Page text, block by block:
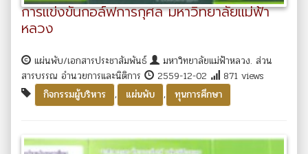
การแข่งขันกอล์ฟการกุศล มหาวิทยาลัยแม่ฟ้า
หลวง
แผ่นพับ/เอกสารประชาสัมพันธ์
มหาวิทยาลัยแม่ฟ้าหลวง. ส่วน
สารบรรณ อำนวยการและนิติการ
2559-12-02
871 views
กิจกรรมผู้บริหาร
, แผ่นพับ , ทุนการศึกษา